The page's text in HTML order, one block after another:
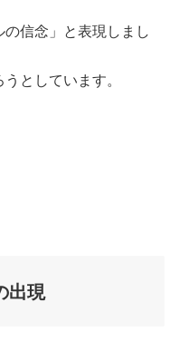
信念」と表現しまし
としています。
出現